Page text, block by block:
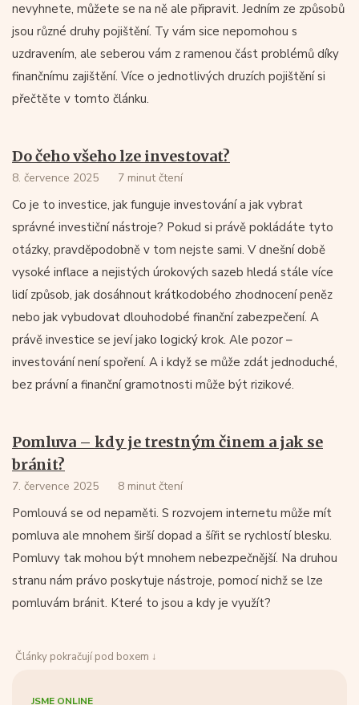
nevyhnete, můžete se na ně ale připravit. Jedním ze způsobů
jsou různé druhy pojištění. Ty vám sice nepomohou s
uzdravením, ale seberou vám z ramenou část problémů díky
finančnímu zajištění. Více o jednotlivých druzích pojištění si
přečtěte v tomto článku.
Do čeho všeho lze investovat?
8. července 2025 7 minut čtení
Co je to investice, jak funguje investování a jak vybrat
správné investiční nástroje? Pokud si právě pokládáte tyto
otázky, pravděpodobně v tom nejste sami. V dnešní době
vysoké inflace a nejistých úrokových sazeb hledá stále více
lidí způsob, jak dosáhnout krátkodobého zhodnocení peněz
nebo jak vybudovat dlouhodobé finanční zabezpečení. A
právě investice se jeví jako logický krok. Ale pozor –
investování není spoření. A i když se může zdát jednoduché,
bez právní a finanční gramotnosti může být rizikové.
Pomluva – kdy je trestným činem a jak se
bránit?
7. července 2025 8 minut čtení
Pomlouvá se od nepaměti. S rozvojem internetu může mít
pomluva ale mnohem širší dopad a šířit se rychlostí blesku.
Pomluvy tak mohou být mnohem nebezpečnější. Na druhou
stranu nám právo poskytuje nástroje, pomocí nichž se lze
pomluvám bránit. Které to jsou a kdy je využít?
Články pokračují pod boxem ↓
JSME ONLINE